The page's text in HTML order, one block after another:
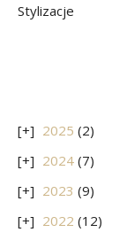
Stylizacje
2025 (2)
2024 (7)
2023 (9)
2022 (12)